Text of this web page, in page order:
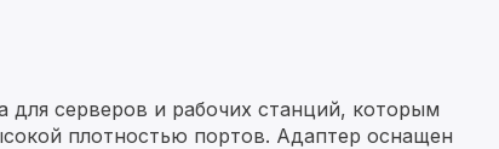
для серверов и рабочих станций, которым
плотностью портов. Адаптер оснащен